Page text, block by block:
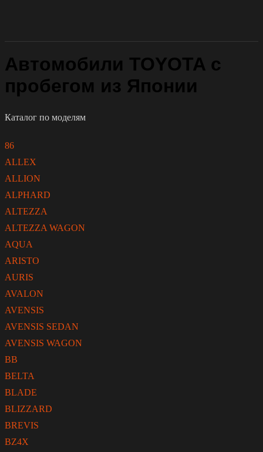
Автомобили TOYOTA с
пробегом из Японии
Каталог по моделям
86
ALLEX
ALLION
ALPHARD
ALTEZZA
ALTEZZA WAGON
AQUA
ARISTO
AURIS
AVALON
AVENSIS
AVENSIS SEDAN
AVENSIS WAGON
BB
BELTA
BLADE
BLIZZARD
BREVIS
BZ4X